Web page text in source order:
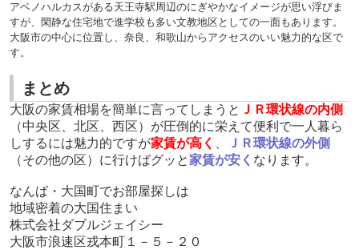
アベノハルカスがある天王寺駅周辺のにぎやかなイメージが思い浮びま
すが、閑静な住宅地で進学校も多い文教地区としての一面もあります。
大阪市の中心に位置し、奈良、和歌山からアクセスのいい魅力的な区で
す。
まとめ
大阪の家賃相場を簡単に言ってしまうと ＪＲ環状線の内側
（中央区、北区、西区）が圧倒的に栄えて便利で一人暮ら
しするには魅力的ですが家賃が高く
ＪＲ環状線の外側
（その他の区）に行けばグッと 家賃が安く なります。
なんば・大国町でお部屋探しは
地域密着の大国住まい
株式会社ダブルジェイシー
大阪市浪速区戎本町１－５－２０